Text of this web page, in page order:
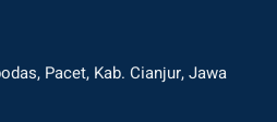
Pacet, Kab. Cianjur, Jawa